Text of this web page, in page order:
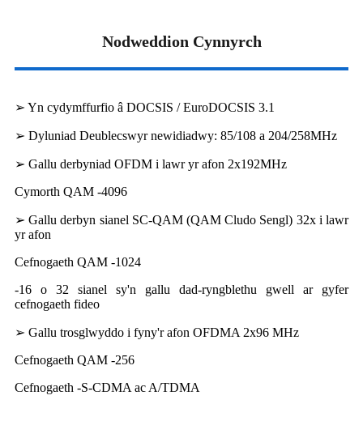
Nodweddion Cynnyrch
➢ Yn cydymffurfio â DOCSIS / EuroDOCSIS 3.1
➢ Dyluniad Deublecswyr newidiadwy: 85/108 a 204/258MHz
➢ Gallu derbyniad OFDM i lawr yr afon 2x192MHz
Cymorth QAM -4096
➢ Gallu derbyn sianel SC-QAM (QAM Cludo Sengl) 32x i lawr
yr afon
Cefnogaeth QAM -1024
-16 o 32 sianel sy'n gallu dad-ryngblethu gwell ar gyfer
cefnogaeth fideo
➢ Gallu trosglwyddo i fyny'r afon OFDMA 2x96 MHz
Cefnogaeth QAM -256
Cefnogaeth -S-CDMA ac A/TDMA